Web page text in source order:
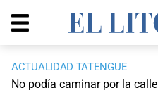
ACTUALIDAD TATENGUE
No podía caminar por la calle